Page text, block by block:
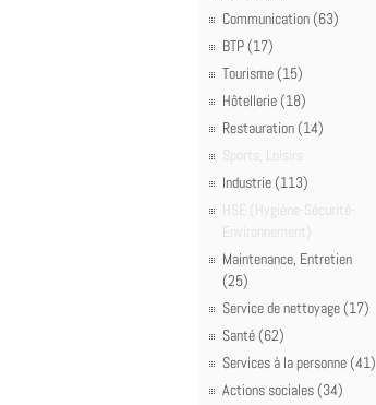
Communication (63)
BTP (17)
Tourisme (15)
Hôtellerie (18)
Restauration (14)
Sports, Loisirs
Industrie (113)
HSE (Hygiène-Sécurité-
Environnement)
Maintenance, Entretien
(25)
Service de nettoyage (17)
Santé (62)
Services à la personne (41)
Actions sociales (34)